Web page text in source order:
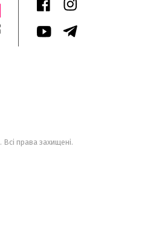
. Всі права захищені.